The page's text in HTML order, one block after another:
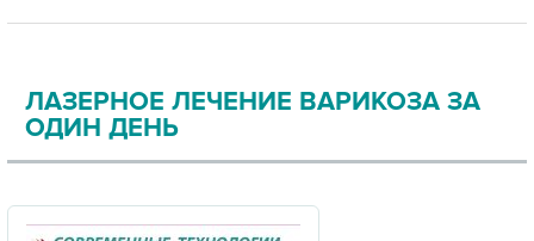
ЛАЗЕРНОЕ ЛЕЧЕНИЕ ВАРИКОЗА ЗА
ОДИН ДЕНЬ